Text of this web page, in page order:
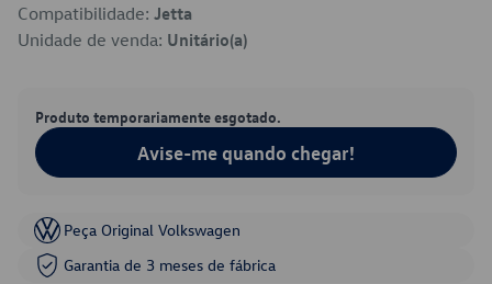
Compatibilidade: Jetta
Unidade de venda: Unitário(a)
Produto temporariamente esgotado.
Avise-me quando chegar!
Peça Original Volkswagen
Garantia de 3 meses de fábrica